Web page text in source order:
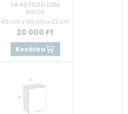
FA 40 FELSŐ ELEM
BALOS
40 cm x 60 cm x 32 cm
20 000 Ft
Kosárba